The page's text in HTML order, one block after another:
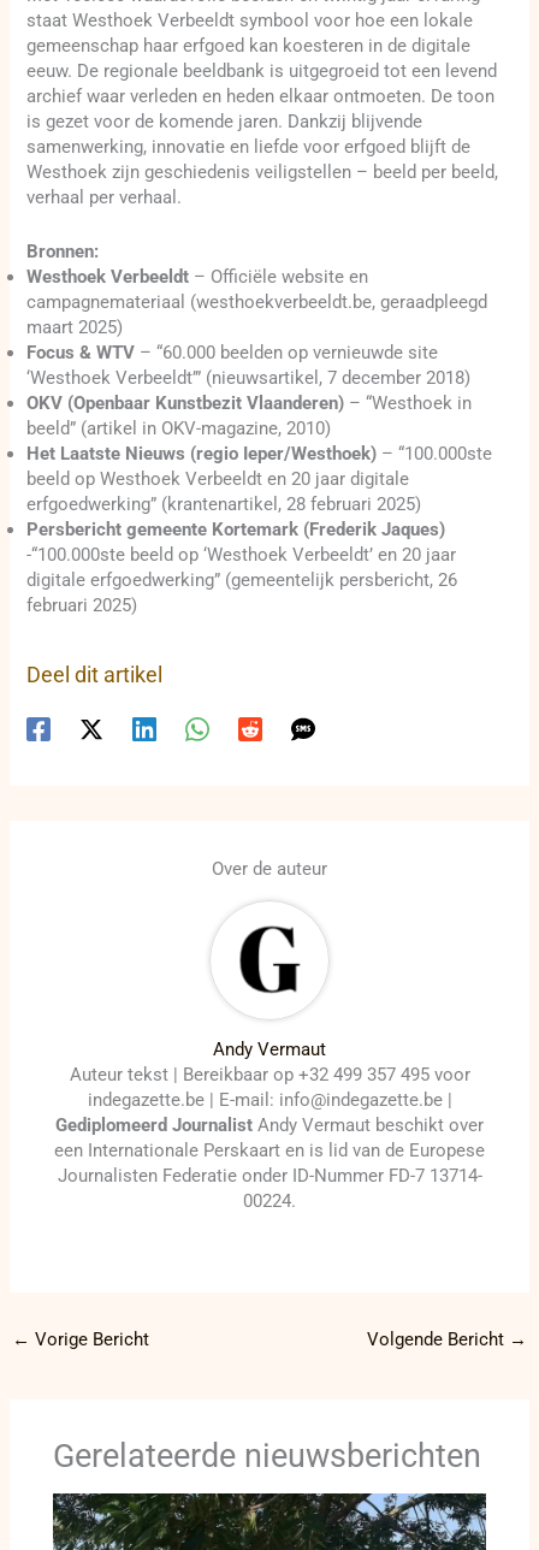
staat Westhoek Verbeeldt symbool voor hoe een lokale
gemeenschap haar erfgoed kan koesteren in de digitale
eeuw. De regionale beeldbank is uitgegroeid tot een levend
archief waar verleden en heden elkaar ontmoeten. De toon
is gezet voor de komende jaren. Dankzij blijvende
samenwerking, innovatie en liefde voor erfgoed blijft de
Westhoek zijn geschiedenis veiligstellen – beeld per beeld,
verhaal per verhaal.
Bronnen:
Westhoek Verbeeldt – Officiële website en
campagnemateriaal (westhoekverbeeldt.be, geraadpleegd
maart 2025)
Focus & WTV – “60.000 beelden op vernieuwde site
‘Westhoek Verbeeldt’” (nieuwsartikel, 7 december 2018)
OKV (Openbaar Kunstbezit Vlaanderen) – “Westhoek in
beeld” (artikel in OKV-magazine, 2010)
Het Laatste Nieuws (regio Ieper/Westhoek) – “100.000ste
beeld op Westhoek Verbeeldt en 20 jaar digitale
erfgoedwerking” (krantenartikel, 28 februari 2025)
Persbericht gemeente Kortemark (Frederik Jaques)
-“100.000ste beeld op ‘Westhoek Verbeeldt’ en 20 jaar
digitale erfgoedwerking” (gemeentelijk persbericht, 26
februari 2025)
Deel dit artikel
Over de auteur
Andy Vermaut
Auteur tekst | Bereikbaar op +32 499 357 495 voor
indegazette.be | E-mail: info@indegazette.be |
Gediplomeerd Journalist Andy Vermaut beschikt over
een Internationale Perskaart en is lid van de Europese
Journalisten Federatie onder ID-Nummer FD-7 13714-
00224.
← Vorige Bericht Volgende Bericht →
Gerelateerde nieuwsberichten